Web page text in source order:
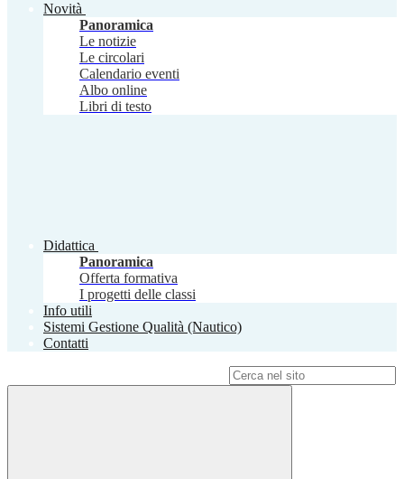
Novità
Panoramica
Le notizie
Le circolari
Calendario eventi
Albo online
Libri di testo
Didattica
Panoramica
Offerta formativa
I progetti delle classi
Info utili
Sistemi Gestione Qualità (Nautico)
Contatti